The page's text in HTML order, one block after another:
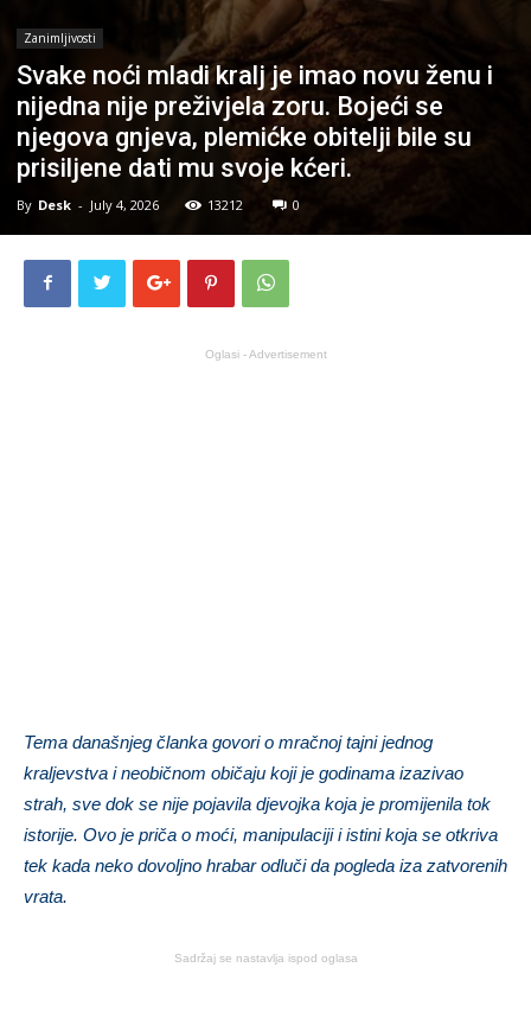
Zanimljivosti
Svake noći mladi kralj je imao novu ženu i
nijedna nije preživjela zoru. Bojeći se
njegova gnjeva, plemićke obitelji bile su
prisiljene dati mu svoje kćeri.
By Desk - July 4, 2026 13212 0
Oglasi - Advertisement
Tema današnjeg članka govori o mračnoj tajni jednog
kraljevstva i neobičnom običaju koji je godinama izazivao
strah, sve dok se nije pojavila djevojka koja je promijenila tok
istorije. Ovo je priča o moći, manipulaciji i istini koja se otkriva
tek kada neko dovoljno hrabar odluči da pogleda iza zatvorenih
vrata.
Sadržaj se nastavlja ispod oglasa